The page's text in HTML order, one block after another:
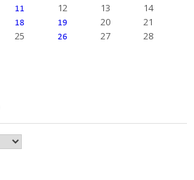
11 12 13 14
18 19 20 21
25 26 27 28